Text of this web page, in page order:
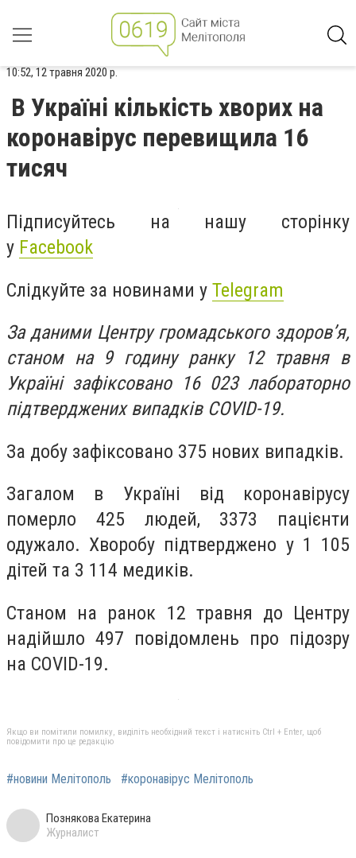
10:52, 12 травня 2020 р.
В Україні кількість хворих на
коронавірус перевищила 16
тисяч
Підписуйтесь на нашу сторінку
у Facebook
Слідкуйте за новинами у Telegram
За даними Центру громадського здоров’я,
станом на 9 годину ранку 12 травня в
Україні зафіксовано 16 023 лабораторно
підтверджених випадків COVID-19.
За добу зафіксовано 375 нових випадків.
Загалом в Україні від коронавірусу
померло 425 людей, 3373 пацієнти
одужало. Хворобу підтверджено у 1 105
дітей та 3 114 медиків.
Станом на ранок 12 травня до Центру
надійшло 497 повідомлень про підозру
на COVID-19.
Якщо ви помітили помилку, виділіть необхідний текст і натисніть Ctrl + Enter, щоб
повідомити про це редакцію
#новини Мелітополь #коронавірус Мелітополь
Познякова Екатерина
Журналист